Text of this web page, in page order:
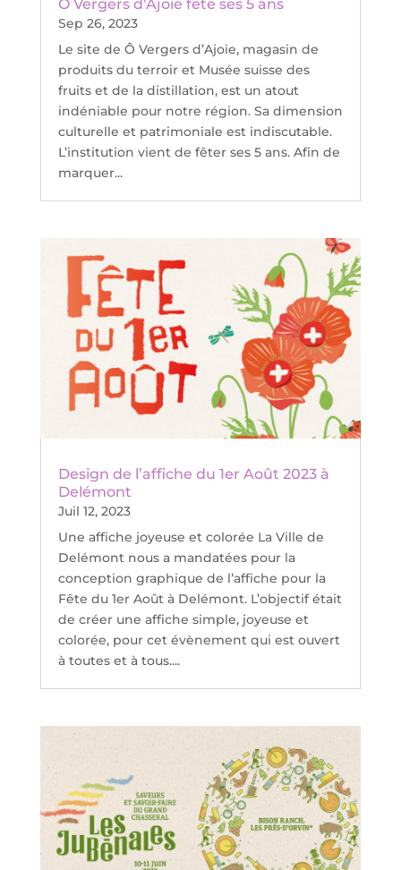
Ô Vergers d’Ajoie fête ses 5 ans
Sep 26, 2023
Le site de Ô Vergers d’Ajoie, magasin de
produits du terroir et Musée suisse des
fruits et de la distillation, est un atout
indéniable pour notre région. Sa dimension
culturelle et patrimoniale est indiscutable.
L’institution vient de fêter ses 5 ans. Afin de
marquer...
Design de l’affiche du 1er Août 2023 à
Delémont
Juil 12, 2023
Une affiche joyeuse et colorée La Ville de
Delémont nous a mandatées pour la
conception graphique de l’affiche pour la
Fête du 1er Août à Delémont. L’objectif était
de créer une affiche simple, joyeuse et
colorée, pour cet évènement qui est ouvert
à toutes et à tous....